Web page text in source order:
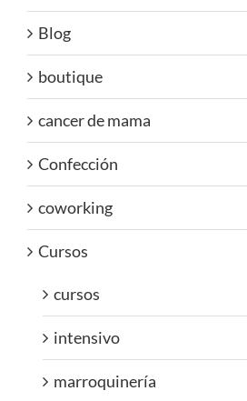
Blog
boutique
cancer de mama
Confección
coworking
Cursos
cursos
intensivo
marroquinería